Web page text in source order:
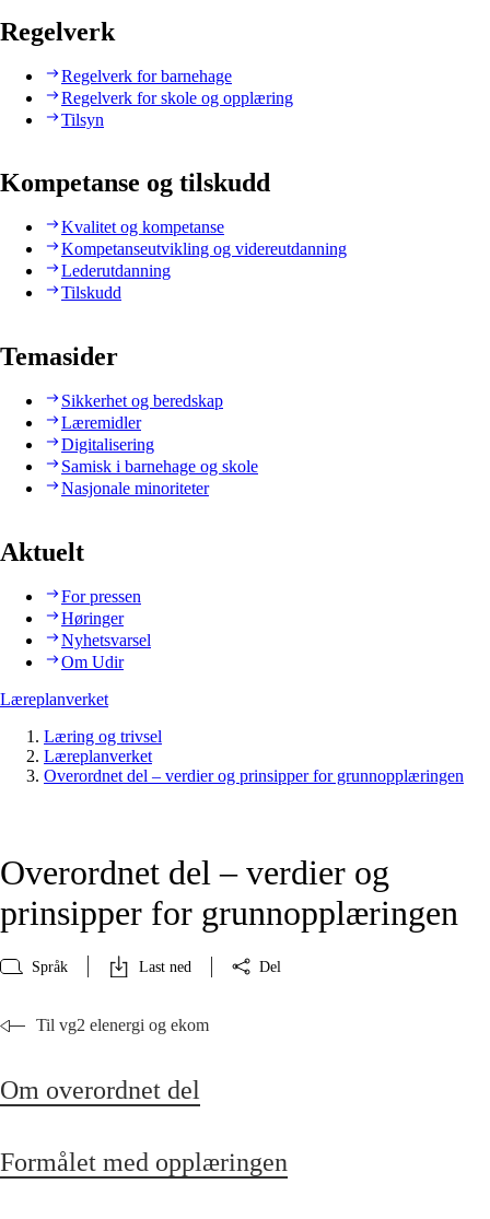
Regelverk
Regelverk for barnehage
Regelverk for skole og opplæring
Tilsyn
Kompetanse og tilskudd
Kvalitet og kompetanse
Kompetanseutvikling og videreutdanning
Lederutdanning
Tilskudd
Temasider
Sikkerhet og beredskap
Læremidler
Digitalisering
Samisk i barnehage og skole
Nasjonale minoriteter
Aktuelt
For pressen
Høringer
Nyhetsvarsel
Om Udir
Læreplanverket
Læring og trivsel
Læreplanverket
Overordnet del – verdier og prinsipper for grunnopplæringen
Overordnet del – verdier og
prinsipper for grunnopplæringen
Språk Last ned Del
Til vg2 elenergi og ekom
Om overordnet del
Formålet med opplæringen